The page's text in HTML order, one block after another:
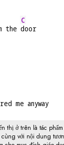
the
C
door
me anyway
thị ở trên là tác
với nội dung